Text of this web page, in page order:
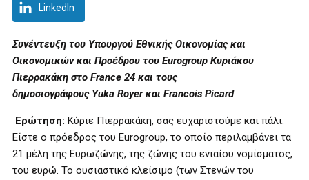
LinkedIn
Συνέντευξη του Υπουργού Εθνικής Οικονομίας και
Οικονομικών και Προέδρου του Eurogroup Κυριάκου
Πιερρακάκη στο France 24 και τους
δημοσιογράφους Yuka Royerκαι Francois Picard
Ερώτηση: Κύριε Πιερρακάκη, σας ευχαριστούμε και πάλι.
Είστε ο πρόεδρος του Eurogroup, το οποίο περιλαμβάνει τα
21 μέλη της Ευρωζώνης, της ζώνης του ενιαίου νομίσματος,
του ευρώ. Το ουσιαστικό κλείσιμο (των Στενών του